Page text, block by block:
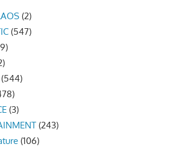
(2)
(547)
(544)
(3)
(243)
(106)